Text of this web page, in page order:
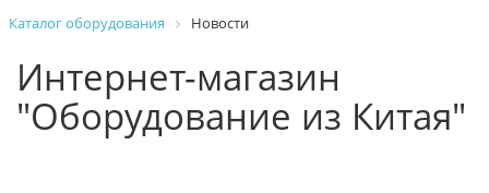
Каталог оборудования Новости
Интернет-магазин
"Оборудование из Китая"